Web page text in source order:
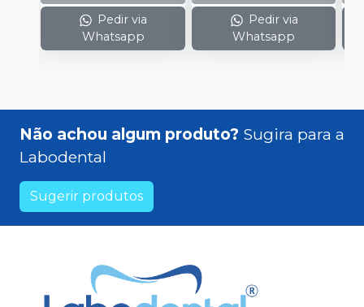
Pedir via
Whatsapp
Pedir via
Whatsapp
Não achou algum produto? Sugira para a
Labodental
Sugerir produtos